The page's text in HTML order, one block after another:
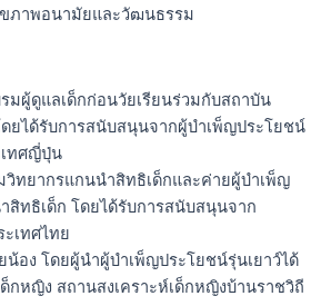
ภาพอนามัยและวัฒนธรรม
มผู้ดูแลเด็กก่อนวัยเรียนร่วมกับสถาบัน
ยได้รับการสนับสนุนจากผู้บำเพ็ญประโยชน์
เทศญี่ปุ่น
วิทยากรแกนนำสิทธิเด็กและค่ายผู้บำเพ็ญ
สิทธิเด็ก โดยได้รับการสนับสนุนจาก
เทศไทย
น้อง โดยผู้นำผู้บำเพ็ญประโยชน์รุ่นเยาว์ได้
กหญิง สถานสงเคราะห์เด็กหญิงบ้านราชวิถี